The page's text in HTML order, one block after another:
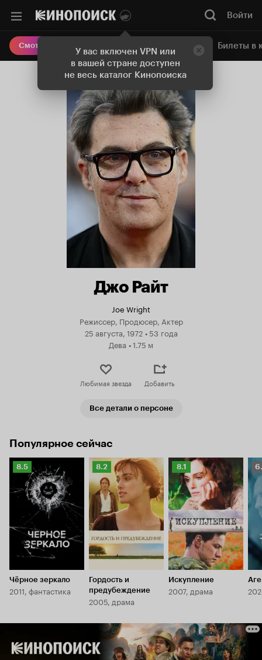
У вас включен VPN или
в вашей стране доступен
не весь каталог Кинопоиска
Войти
Смотреть кино Онлайн-кинотеатр Билеты в
Джо Райт
Joe Wright
Режиссер, Продюсер, Актер
25 августа, 1972 •53 года
Дева •1.75 м
Любимая звезда Добавить
Все детали о персоне
Популярное сейчас
Рейтинг
Кинопоиска
8.5
8.5
Чёрное зеркало
2011, фантастика
Рейтинг
Кинопоиска
8.2
8.2
Гордость и
предубеждение
2005, драма
Рейтинг
Кинопоиска
8.1
8.1
Искупление
2007, драма